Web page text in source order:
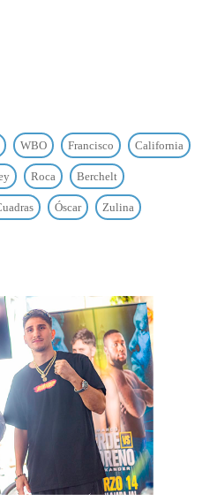
WBO Francisco California
Roca Berchelt
Óscar Zulina